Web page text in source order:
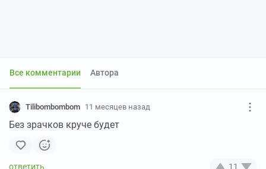
Все комментарии Автора
Tilibombombom 11 месяцев назад
Без зрачков круче будет
11